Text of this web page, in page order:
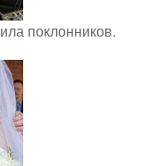
поклонников.